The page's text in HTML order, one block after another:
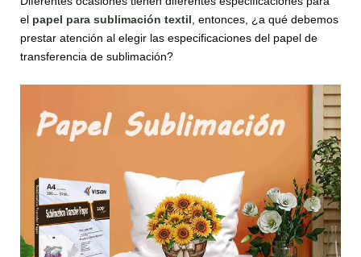
el papel para sublimación textil , entonces, ¿a qué debemos
prestar atención al elegir las especificaciones del papel de
transferencia de sublimación?